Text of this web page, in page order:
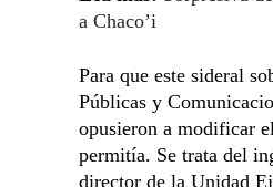
a Chaco’i
Para que este sideral
Públicas y
opusieron a modificar
permitía. Se trata del
director de la Unidad